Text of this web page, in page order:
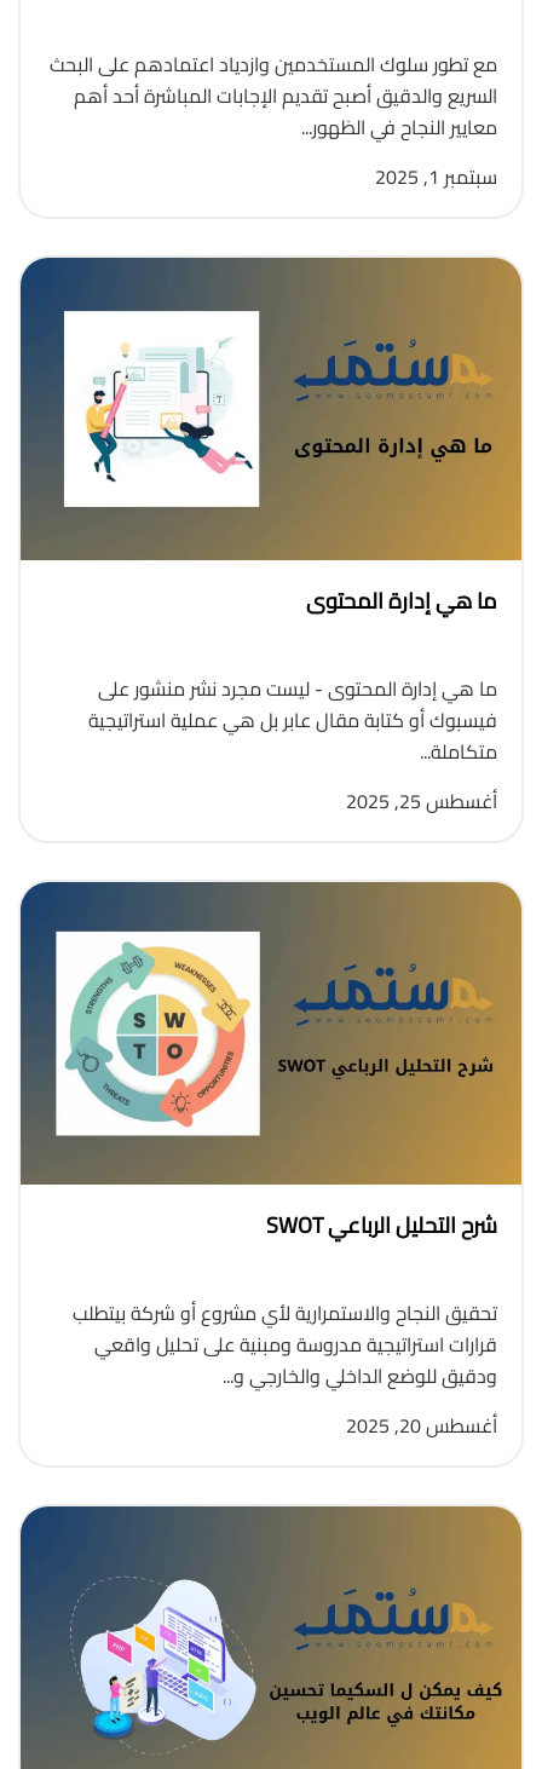
مع تطور سلوك المستخدمين وازدياد اعتمادهم على البحث
السريع والدقيق أصبح تقديم الإجابات المباشرة أحد أهم
معايير النجاح في الظهور...
سبتمبر 1, 2025
ما هي إدارة المحتوى
ما هي إدارة المحتوى - ليست مجرد نشر منشور على
فيسبوك أو كتابة مقال عابر بل هي عملية استراتيجية
متكاملة...
أغسطس 25, 2025
شرح التحليل الرباعي SWOT
تحقيق النجاح والاستمرارية لأي مشروع أو شركة بيتطلب
قرارات استراتيجية مدروسة ومبنية على تحليل واقعي
ودقيق للوضع الداخلي والخارجي و...
أغسطس 20, 2025